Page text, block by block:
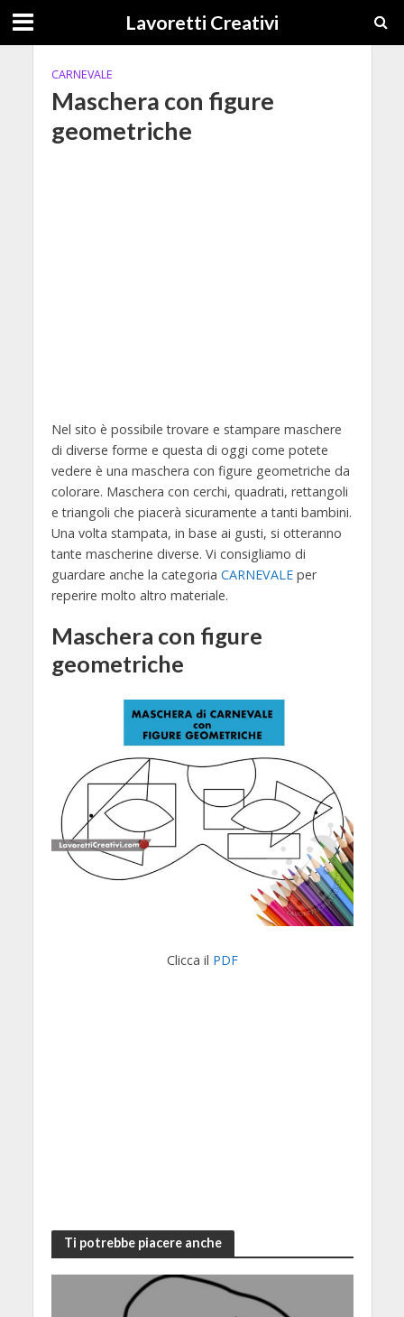
Lavoretti Creativi
CARNEVALE
Maschera con figure
geometriche
Nel sito è possibile trovare e stampare maschere
di diverse forme e questa di oggi come potete
vedere è una maschera con figure geometriche da
colorare. Maschera con cerchi, quadrati, rettangoli
e triangoli che piacerà sicuramente a tanti bambini.
Una volta stampata, in base ai gusti, si otteranno
tante mascherine diverse. Vi consigliamo di
guardare anche la categoria CARNEVALEper
reperire molto altro materiale.
Maschera con figure
geometriche
Clicca il PDF
Ti potrebbe piacere anche